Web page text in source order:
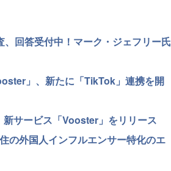
、回答受付中！マーク・ジェフリー氏
」、新たに「TikTok」連携を開
サービス「Vooster」をリリース
の外国人インフルエンサー特化のエ